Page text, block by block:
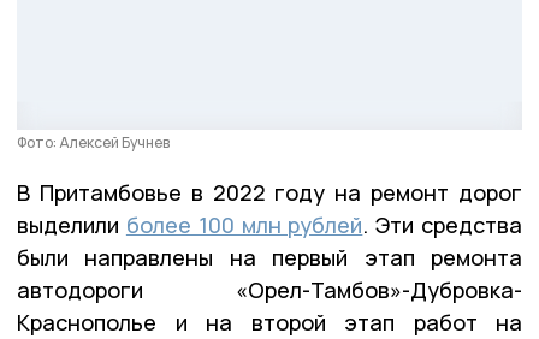
Фото: Алексей Бучнев
В Притамбовье в 2022 году на ремонт дорог
выделили более 100 млн рублей. Эти средства
были направлены на первый этап ремонта
автодороги «Орел-Тамбов»-Дубровка-
Краснополье и на второй этап работ на